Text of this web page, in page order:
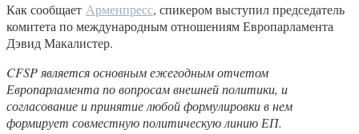
Как сообщает Арменпресс, спикером выступил председатель
комитета по международным отношениям Европарламента
Дэвид Макалистер.
CFSP является основным ежегодным отчетом
Европарламента по вопросам внешней политики, и
согласование и принятие любой формулировки в нем
формирует совместную политическую линию ЕП.